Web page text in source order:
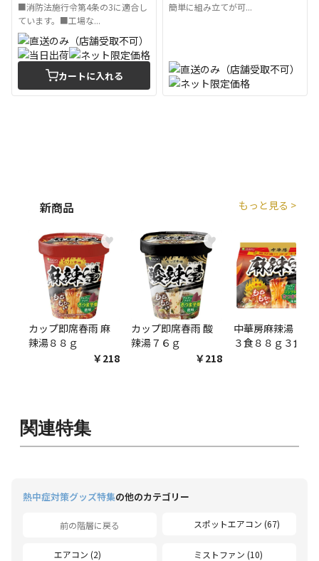
■消防法施行令第4条の3に適合し
ています。■工場な...
カートに入れる
簡単に組み立てが可...
新商品 もっと見る >
♥
カップ即席春雨 麻
辣湯８８ｇ
￥218
♥
カップ即席春雨 酸
辣湯７６ｇ
￥218
中華房麻辣湯 袋麺
３食８８ｇ３食
関連特集
熱中症対策グッズ特集の他のカテゴリー
前の階層に戻る スポットエアコン (67)
エアコン (2) ミストファン (10)